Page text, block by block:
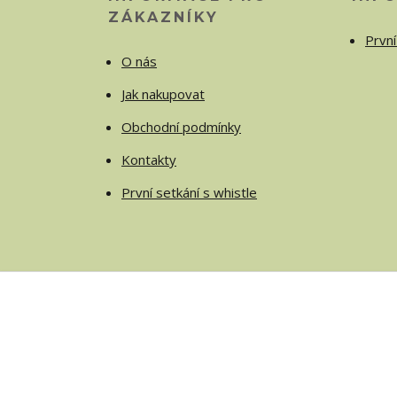
ZÁKAZNÍKY
O nás
Jak nakupovat
Obchodní podmínky
Kontakty
První setkání s whistle